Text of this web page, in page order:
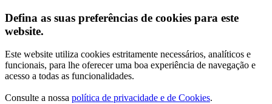
Defina as suas preferências de cookies para este
website.
Este website utiliza cookies estritamente necessários, analíticos e
funcionais, para lhe oferecer uma boa experiência de navegação e
acesso a todas as funcionalidades.
Consulte a nossa política de privacidade e de Cookies.